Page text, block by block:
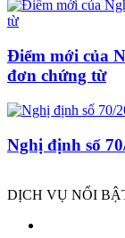
Điểm mới của
đơn chứng từ
Nghị định số
DỊCH VỤ NỔI